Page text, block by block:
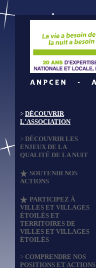
> DÉCOUVRIR
L'ASSOCIATION
> DÉCOUVRIR LES
ENJEUX DE LA
QUALITÉ DE LA NUIT
SOUTENIR NOS
ACTIONS
PARTICIPEZ À
VILLES ET VILLAGES
ÉTOILÉS ET
TERRITOIRES DE
VILLES ET VILLAGES
ÉTOILÉS
> COMPRENDRE NOS
POSITIONS ET ACTIONS